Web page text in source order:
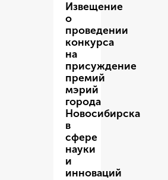
Извещение
о
проведении
конкурса
на
присуждение
премий
мэрий
города
Новосибирска
в
сфере
науки
и
инноваций